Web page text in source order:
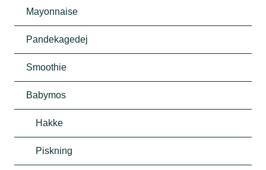
Mayonnaise
Pandekagedej
Smoothie
Babymos
Hakke
Piskning